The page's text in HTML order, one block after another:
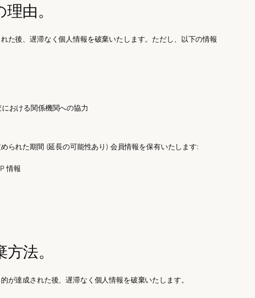
由。
た後、遅滞なく個人情報を破棄いたします。ただし、以下の情報
おける関係機関への協力
られた期間 (延長の可能性あり) 会員情報を保有いたします:
情報
法。
が達成された後、遅滞なく個人情報を破棄いたします。